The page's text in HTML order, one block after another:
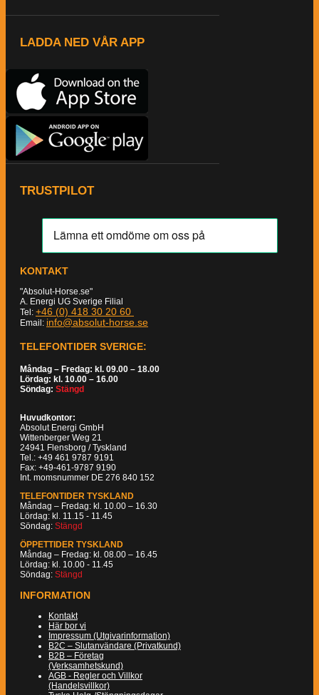
LADDA NED VÅR APP
TRUSTPILOT
KONTAKT
"Absolut-Horse.se"
A. Energi UG Sverige Filial
Tel: +46 (0) 418 30 20 60
Email: info@absolut-horse.se
TELEFONTIDER SVERIGE:
Måndag – Fredag: kl. 09.00 – 18.00
Lördag: kl. 10.00 – 16.00
Söndag: Stängd
Huvudkontor:
Absolut Energi GmbH
Wittenberger Weg 21
24941 Flensborg / Tyskland
Tel.: +49 461 9787 9191
Fax: +49-461-9787 9190
Int. momsnummer DE 276 840 152
TELEFONTIDER TYSKLAND
Måndag – Fredag: kl. 10.00 – 16.30
Lördag: kl. 11.15 - 11.45
Söndag: Stängd
ÖPPETTIDER TYSKLAND
Måndag – Fredag: kl. 08.00 – 16.45
Lördag: kl. 10.00 - 11.45
Söndag: Stängd
INFORMATION
Kontakt
Här bor vi
Impressum (Utgivarinformation)
B2C – Slutanvändare (Privatkund)
B2B – Företag
(Verksamhetskund)
AGB - Regler och Villkor
(Handelsvillkor)